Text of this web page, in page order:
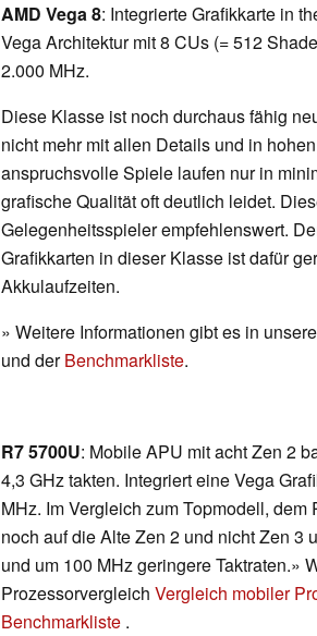
AMD Vega 8: Integrierte Grafikkarte in
Vega Architektur mit 8 CUs (= 512
2.000 MHz.
Diese Klasse ist noch durchaus fähig
nicht mehr mit allen Details und in
anspruchsvolle Spiele laufen nur in
grafische Qualität oft deutlich leidet.
Gelegenheitsspieler empfehlenswert.
Grafikkarten in dieser Klasse ist dafür
Akkulaufzeiten.
» Weitere Informationen gibt es in
und derBenchmarkliste.
R7 5700U: Mobile APU mit acht Zen 2
4,3 GHz takten. Integriert eine Vega
MHz. Im Vergleich zum Topmodell,
noch auf die Alte Zen 2 und nicht Zen 3
und um 100 MHz geringere Taktraten.»
Prozessorvergleich Vergleich mobiler
Benchmarkliste .